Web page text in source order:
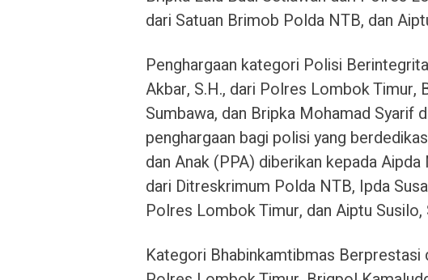
dari Satuan Brimob Polda NTB, dan
Penghargaan kategori Polisi
Akbar, S.H., dari Polres Lombok
Sumbawa, dan Bripka Mohamad Syarif
penghargaan bagi polisi yang
dan Anak (PPA) diberikan kepada
dari Ditreskrimum Polda NTB, Ipda
Polres Lombok Timur, dan Aiptu
Kategori Bhabinkamtibmas Berprestasi